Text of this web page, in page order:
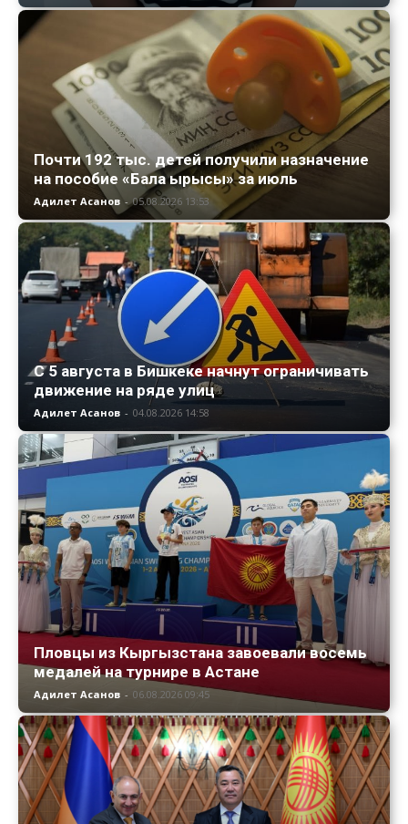
Почти 192 тыс. детей получили назначение
на пособие «Бала ырысы» за июль
Адилет Асанов - 05.08.2026 13:53
С 5 августа в Бишкеке начнут ограничивать
движение на ряде улиц
Адилет Асанов - 04.08.2026 14:58
Пловцы из Кыргызстана завоевали восемь
медалей на турнире в Астане
Адилет Асанов - 06.08.2026 09:45